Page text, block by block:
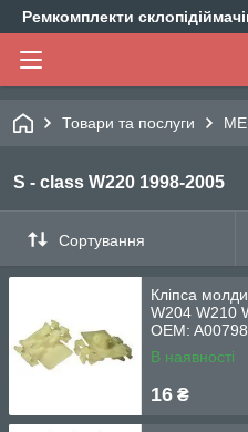
Ремкомплекти
Товари та послуги
S - class W220 1998-2005
Сортування
Кліпса
W204 W210
OEM:
В наявності
16 ₴